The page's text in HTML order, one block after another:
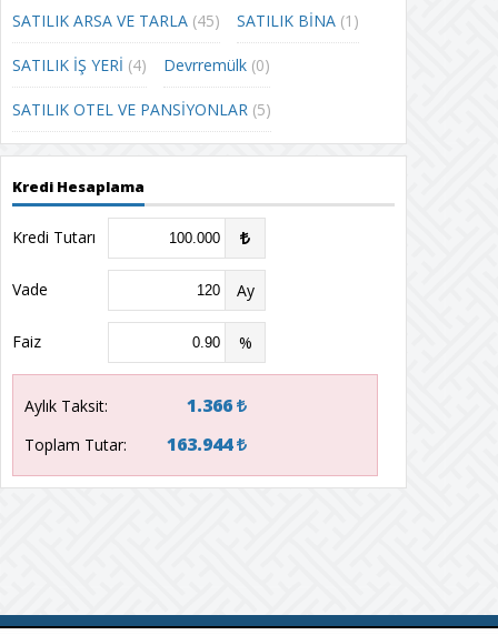
SATILIK ARSA VE TARLA (45) SATILIK BİNA (1)
SATILIK İŞ YERİ (4) Devrremülk (0)
SATILIK OTEL VE PANSİYONLAR (5)
Kredi Hesaplama
Kredi Tutarı
Vade Ay
Faiz %
Aylık Taksit: 1.366
Toplam Tutar: 163.944